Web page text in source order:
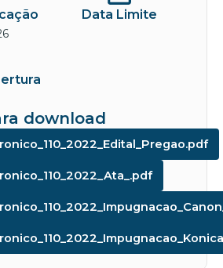
Data Limite
download